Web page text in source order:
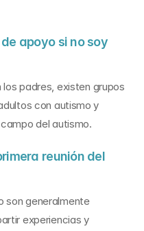
apoyo si no soy
padres, existen grupos
con autismo y
del autismo.
reunión del
son generalmente
experiencias y